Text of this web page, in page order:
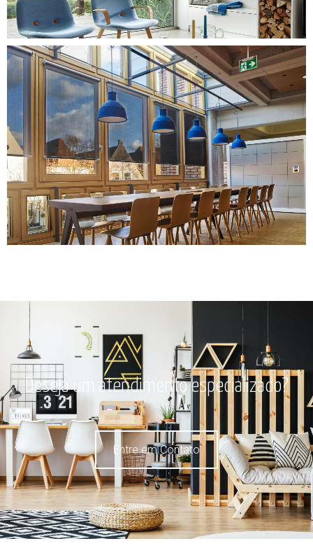
Deseja um atendimento especializado?
Entre em Contato